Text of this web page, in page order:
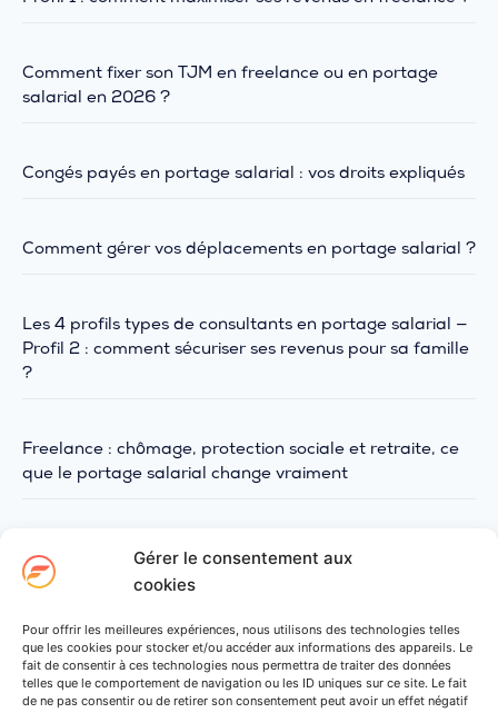
Gérer le consentement aux
cookies
Pour offrir les meilleures expériences, nous utilisons des technologies telles
que les cookies pour stocker et/ou accéder aux informations des appareils. Le
fait de consentir à ces technologies nous permettra de traiter des données
telles que le comportement de navigation ou les ID uniques sur ce site. Le fait
de ne pas consentir ou de retirer son consentement peut avoir un effet négatif
Comment fixer son TJM en freelance ou en portage
salarial en 2026 ?
Congés payés en portage salarial : vos droits expliqués
Comment gérer vos déplacements en portage salarial ?
Les 4 profils types de consultants en portage salarial —
Profil 2 : comment sécuriser ses revenus pour sa famille
?
Freelance : chômage, protection sociale et retraite, ce
que le portage salarial change vraiment
PARTAGER L’ARTICLE